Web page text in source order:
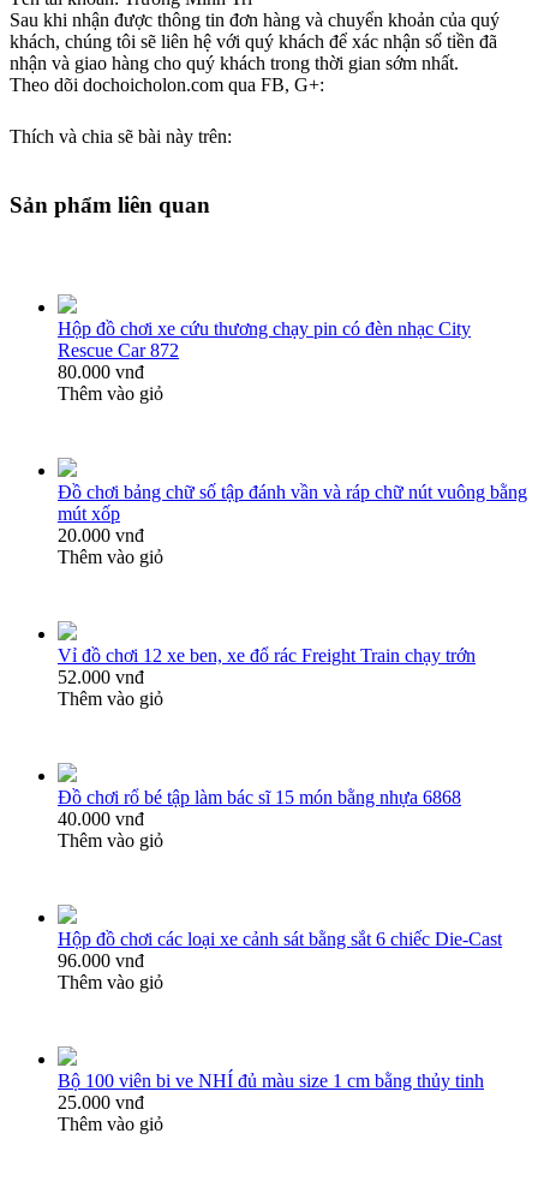
Sau khi nhận được thông tin đơn hàng và chuyển khoản của quý
khách, chúng tôi sẽ liên hệ với quý khách để xác nhận số tiền đã
nhận và giao hàng cho quý khách trong thời gian sớm nhất.
Theo dõi dochoicholon.com qua FB, G+:
Thích và chia sẽ bài này trên:
Sản phẩm liên quan
Hộp đồ chơi xe cứu thương chạy pin có đèn nhạc City
Rescue Car 872
80.000 vnđ
Thêm vào giỏ
Đồ chơi bảng chữ số tập đánh vần và ráp chữ nút vuông bằng
mút xốp
20.000 vnđ
Thêm vào giỏ
Vỉ đồ chơi 12 xe ben, xe đổ rác Freight Train chạy trớn
52.000 vnđ
Thêm vào giỏ
Đồ chơi rổ bé tập làm bác sĩ 15 món bằng nhựa 6868
40.000 vnđ
Thêm vào giỏ
Hộp đồ chơi các loại xe cảnh sát bằng sắt 6 chiếc Die-Cast
96.000 vnđ
Thêm vào giỏ
Bộ 100 viên bi ve NHÍ đủ màu size 1 cm bằng thủy tinh
25.000 vnđ
Thêm vào giỏ